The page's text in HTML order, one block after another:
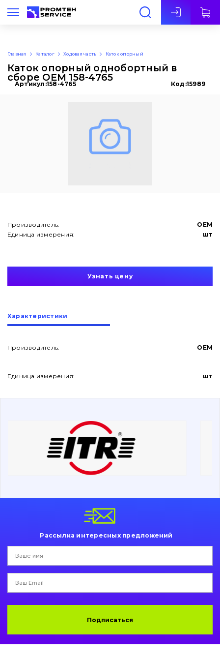
Рус
О нас
Контакты
Вакансии
Фильтры и смазочные материалы
Ходовая часть
Болты, гайки и элементы крепления
Коронки, зубья, адаптера, пальцы, фиксаторы
Ножи, режущие кромки
Подушки амортизационные
Пальци и втулки
написати
зателефонувати
Главная Каталог Ходовая часть Каток опорный
Каток опорный однобортный в
сборе OEM 158-4765
Артикул:158-4765 Код:15989
Производитель:
OEM
Единица измерения:
шт
Узнать цену
Характеристики
Производитель: OEM
Единица измерения: шт
Рассылка интересных предложений
Подписаться